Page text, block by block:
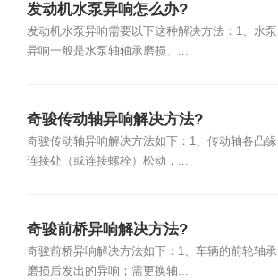
发动机水泵异响怎么办?
发动机水泵异响需要以下这种解决方法：1、水泵
异响一般是水泵轴轴承磨损、...
奇骏传动轴异响解决方法?
奇骏传动轴异响解决方法如下：1、传动轴各凸缘
连接处（或连接螺栓）松动，...
奇骏前桥异响解决方法?
奇骏前桥异响解决方法如下：1、车辆的前轮轴承
磨损后发出的异响；需更换轴...